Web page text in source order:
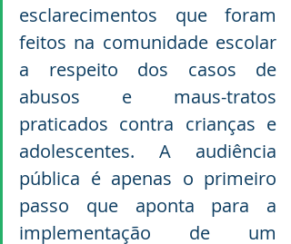
esclarecimentos que foram
feitos na comunidade escolar
a respeito dos casos de
abusos e maus-tratos
praticados contra crianças e
adolescentes. A audiência
pública é apenas o primeiro
passo que aponta para a
implementação de um